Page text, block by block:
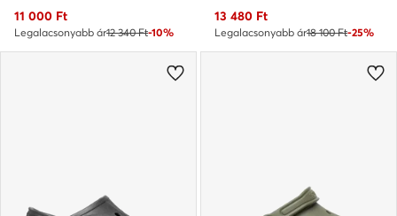
Aktuális ár
11 000 Ft
Legalacsonyabb ár12 340 Ft-10%
Aktuális ár
13 480 Ft
Legalacsonyabb ár18 100 Ft-25%